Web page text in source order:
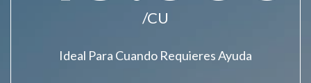
/CU
Ideal Para Cuando Requieres Ayuda